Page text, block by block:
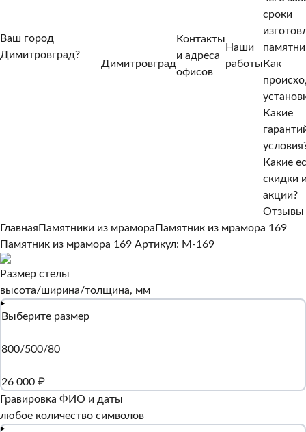
Ваш город
Димитровград?
Димитровград
Контакты
и адреса
офисов
Наши
работы
сроки
Как
Какие
Какие
скидки
акции?
Отзывы
Главная Памятники из мрамора Памятник из мрамора 169
Памятник из мрамора 169 Артикул: M-169
Размер стелы
высота/ширина/толщина, мм
Выберите размер
800/500/80
26 000 ₽
Гравировка ФИО и даты
любое количество символов